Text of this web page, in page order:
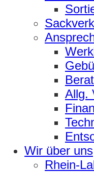
Allg.
Wir über uns
Rhein-